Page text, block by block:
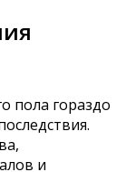
пола гораздо
и